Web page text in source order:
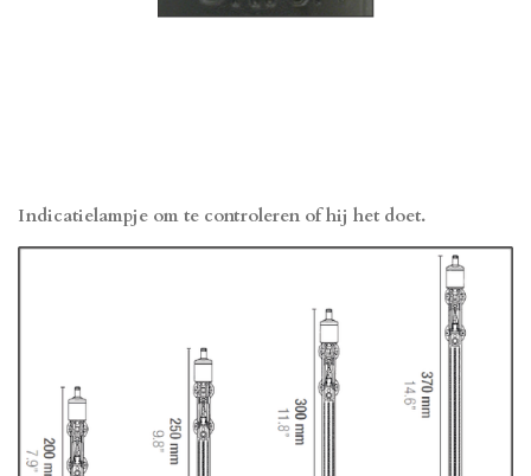
Indicatielampje om te controleren of hij het doet.